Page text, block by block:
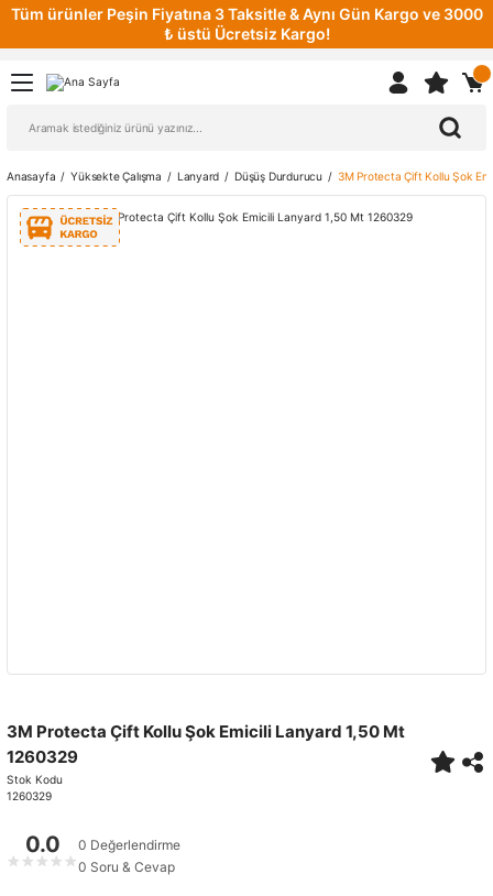
Tüm ürünler Peşin Fiyatına 3 Taksitle & Aynı Gün Kargo ve 3000
₺ üstü Ücretsiz Kargo!
Anasayfa Yüksekte Çalışma Lanyard Düşüş Durdurucu 3M Protecta Çift Kollu Şok
3M Protecta Çift Kollu Şok Emicili Lanyard 1,50 Mt
1260329
Stok Kodu
1260329
0.0
★ ★ ★ ★ ★
0 Değerlendirme
0 Soru & Cevap